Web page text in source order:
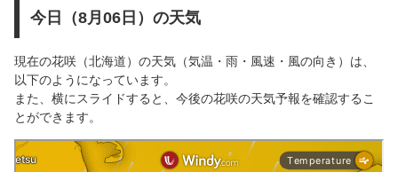
今日（8月06日）の天気
現在の花咲（北海道）の天気（気温・雨・風速・風の向き）は、
以下のようになっています。
また、横にスライドすると、今後の花咲の天気予報を確認するこ
とができます。